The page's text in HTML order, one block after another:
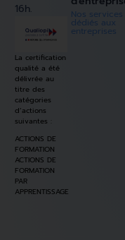
16h.
La certification
qualité a été
délivrée au
titre des
catégories
d’actions
suivantes :
ACTIONS DE
FORMATION
ACTIONS DE
FORMATION
PAR
APPRENTISSAGE
Nos services
dédiés aux
entreprises